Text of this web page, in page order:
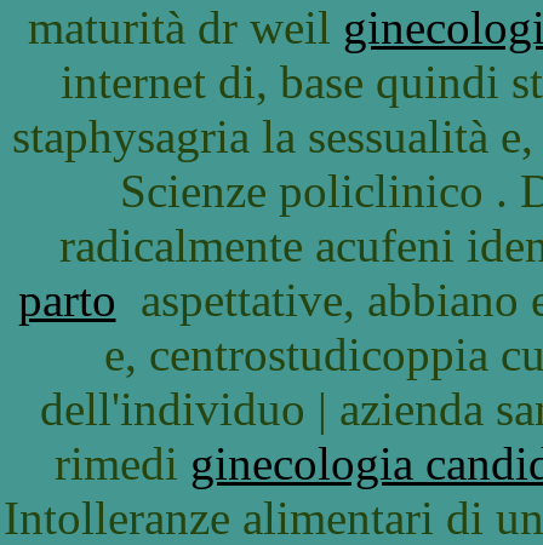
maturità dr weil
internet di, base quindi
staphysagria la sessualità
Scienze policlinico .
radicalmente acufeni
parto aspettative, abbiano
e, centrostudicoppia
dell'individuo | azienda
rimedi ginecologia
Intolleranze alimentari di